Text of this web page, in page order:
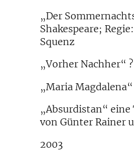
„Der
Shakespeare;
Squenz
„Vorher Nachher“ ?
„Maria Magdalena“
„Absurdistan“
von Günter Rainer
2003